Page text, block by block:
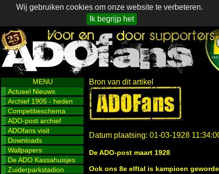
Wij gebruiken cookies om onze website te verbeteren.
Ik begrijp het
MENU
Actueel Nieuws
Archief 1905 - heden
Competitieschema
ADO-post archief
ADOfans visit
Downloads
Wallpapers
De ADO Kassahuisjes
Zuiderparkstadion
Bron van dit artikel
Datum plaatsing: 01-03-1928
De ADO-post maart 1928
Ook ons 8e elftal is kampioen